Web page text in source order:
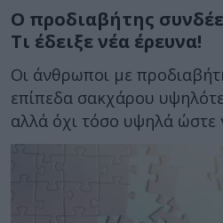
Ο προδιαβήτης
Τι έδειξε νέα έρευνα!
Οι άνθρωποι με
επίπεδα σακχάρου
αλλά όχι τόσο υψηλά ώστε